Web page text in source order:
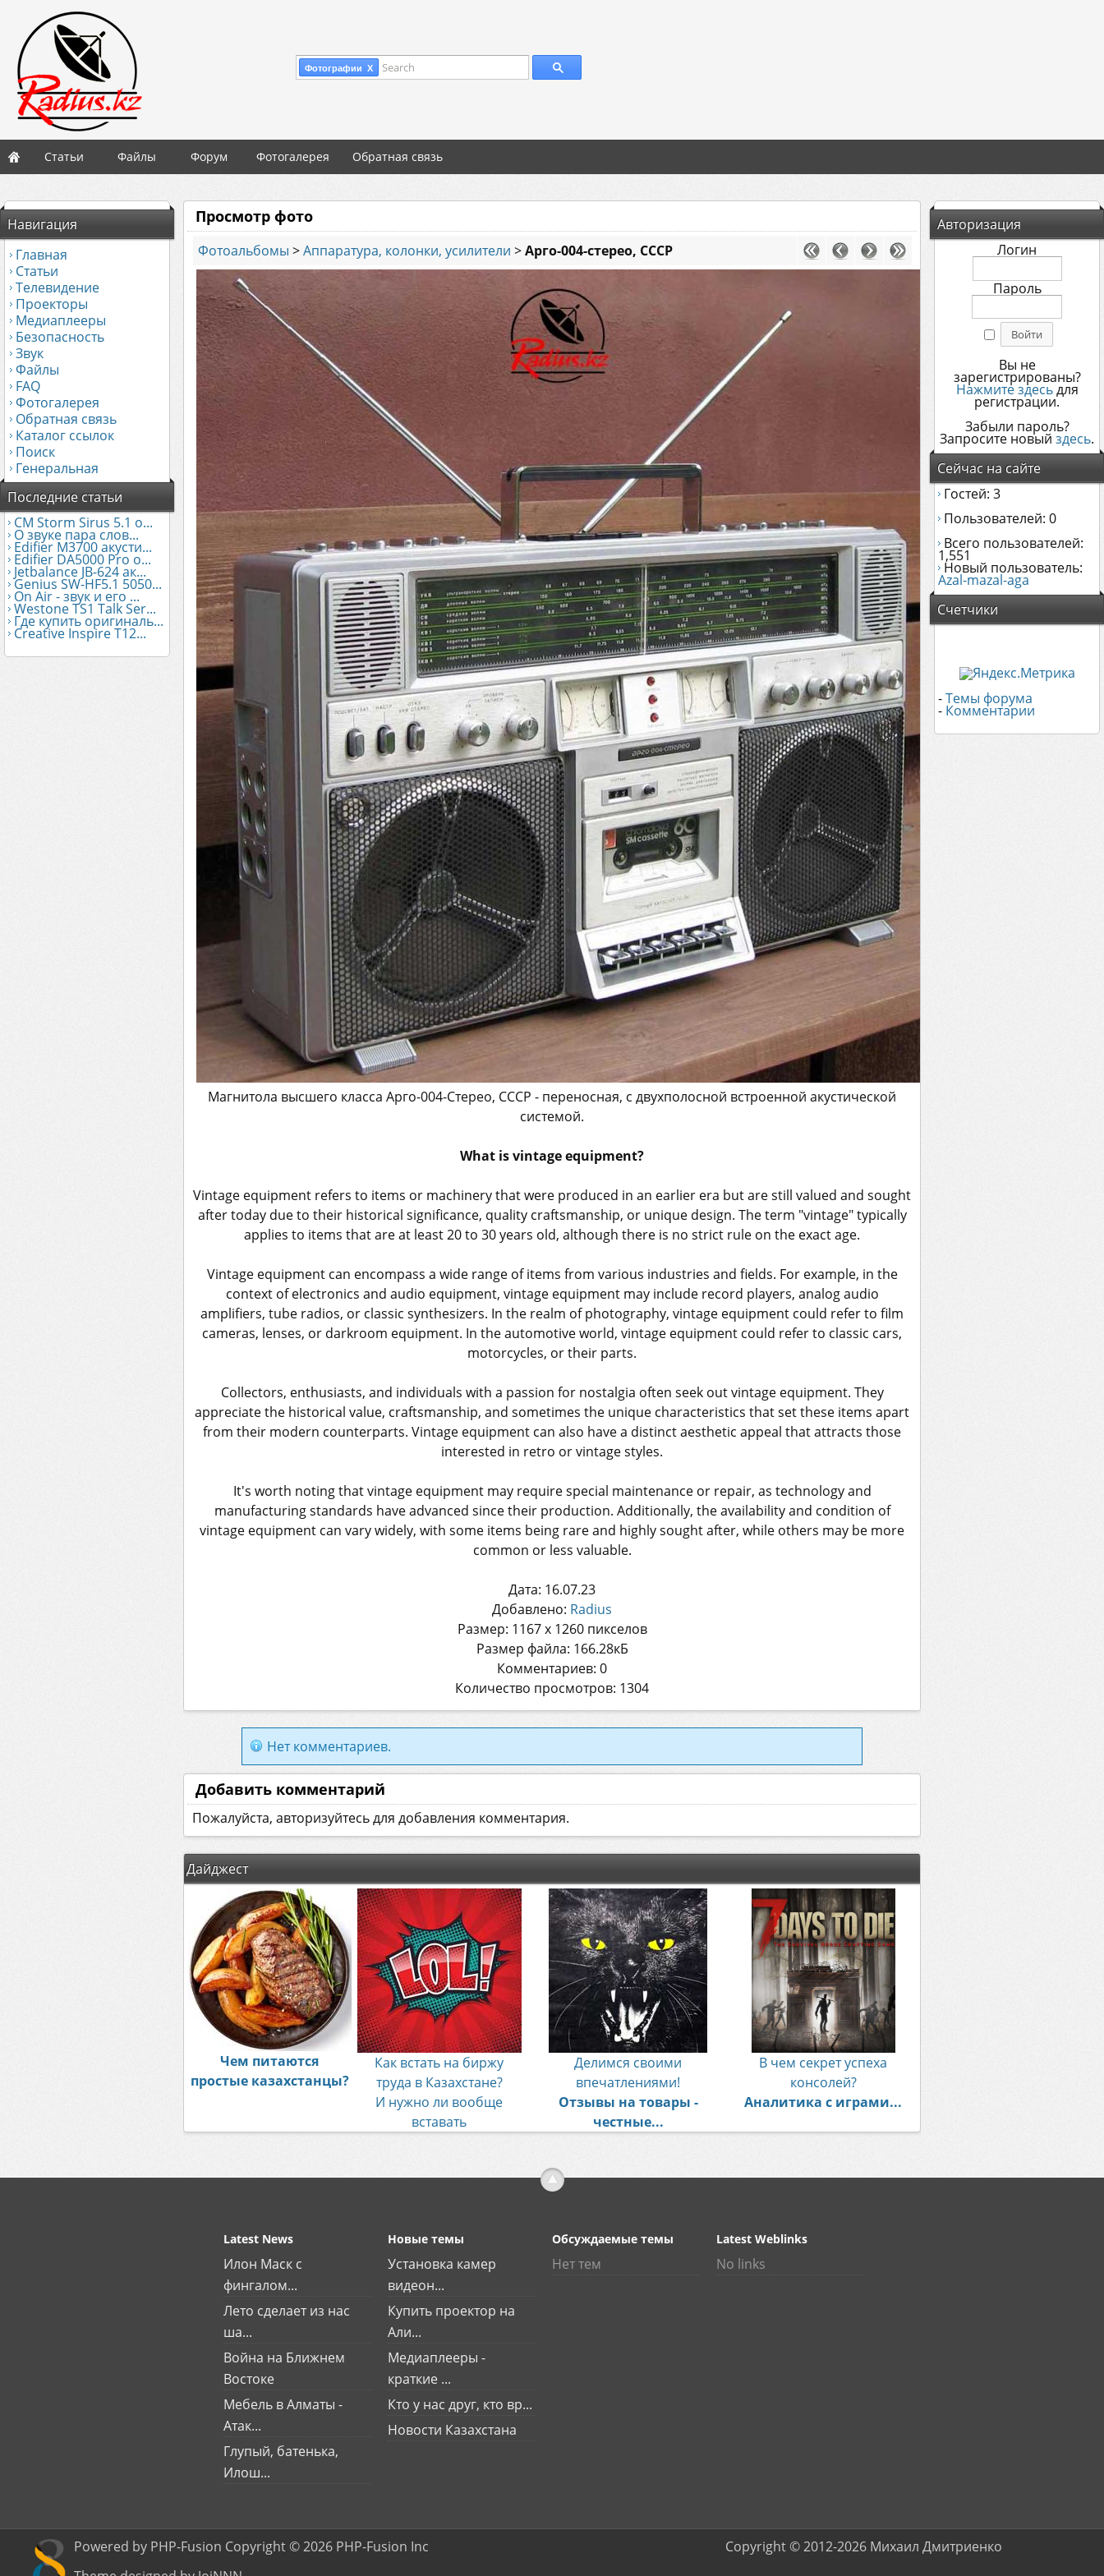
Фотографии X Search
Статьи Файлы Форум Фотогалерея Обратная связь
Навигация
Главная
Статьи
Телевидение
Проекторы
Медиаплееры
Безопасность
Звук
Файлы
FAQ
Фотогалерея
Обратная связь
Каталог ссылок
Поиск
Генеральная
Последние статьи
CM Storm Sirus 5.1 о...
О звуке пара слов...
Edifier М3700 акусти...
Edifier DA5000 Pro о...
Jetbalance JB-624 ак...
Genius SW-HF5.1 5050...
On Air - звук и его ...
Westone TS1 Talk Ser...
Где купить оригиналь...
Creative Inspire T12...
Авторизация
Логин
Пароль
Вы не
зарегистрированы?
Нажмите здесьдля
регистрации.
Забыли пароль?
Запросите новый здесь.
Сейчас на сайте
Гостей: 3
Пользователей: 0
Всего пользователей:
1,551
Новый пользователь:
Azal-mazal-aga
Счетчики
-Темы форума
- Комментарии
Просмотр фото
Фотоальбомы >Аппаратура, колонки, усилители >Арго-004-стерео, СССР
Магнитола высшего класса Арго-004-Стерео, СССР - переносная, с двухполосной встроенной акустической
системой.
What is vintage equipment?
Vintage equipment refers to items or machinery that were produced in an earlier era but are still valued and sought
after today due to their historical significance, quality craftsmanship, or unique design. The term "vintage" typically
applies to items that are at least 20 to 30 years old, although there is no strict rule on the exact age.
Vintage equipment can encompass a wide range of items from various industries and fields. For example, in the
context of electronics and audio equipment, vintage equipment may include record players, analog audio
amplifiers, tube radios, or classic synthesizers. In the realm of photography, vintage equipment could refer to film
cameras, lenses, or darkroom equipment. In the automotive world, vintage equipment could refer to classic cars,
motorcycles, or their parts.
Collectors, enthusiasts, and individuals with a passion for nostalgia often seek out vintage equipment. They
appreciate the historical value, craftsmanship, and sometimes the unique characteristics that set these items apart
from their modern counterparts. Vintage equipment can also have a distinct aesthetic appeal that attracts those
interested in retro or vintage styles.
It's worth noting that vintage equipment may require special maintenance or repair, as technology and
manufacturing standards have advanced since their production. Additionally, the availability and condition of
vintage equipment can vary widely, with some items being rare and highly sought after, while others may be more
common or less valuable.
Дата: 16.07.23
Добавлено: Radius
Размер: 1167 x 1260 пикселов
Размер файла: 166.28кБ
Комментариев: 0
Количество просмотров: 1304
Нет комментариев.
Добавить комментарий
Пожалуйста, авторизуйтесь для добавления комментария.
Дайджест
Чем питаются
простые казахстанцы?
Как встать на биржу
труда в Казахстане?
И нужно ли вообще
вставать
Делимся своими
впечатлениями!
Отзывы на товары -
честные...
В чем секрет успеха
консолей?
Аналитика с играми...
Latest News
Илон Маск с
фингалом...
Лето сделает из нас
ша...
Война на Ближнем
Востоке
Мебель в Алматы -
Атак...
Глупый, батенька,
Илош...
Новые темы
Установка камер
видеон...
Купить проектор на
Али...
Медиаплееры -
краткие ...
Кто у нас друг, кто вр...
Новости Казахстана
Обсуждаемые темы
Нет тем
Latest Weblinks
No links
Powered by PHP-Fusion Copyright © 2026 PHP-Fusion Inc
Copyright © 2012-2026 Михаил Дмитриенко